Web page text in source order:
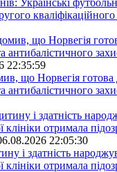
22:35:59
що Норвегія
22:05:30
і здатність
клініки отримала